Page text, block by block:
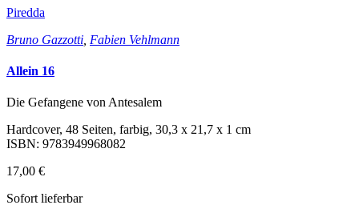
Piredda
Bruno Gazzotti Fabien Vehlmann
Allein 16
Die Gefangene von Antesalem
Hardcover, 48 Seiten, farbig, 30,3 x 21,7 x 1 cm
ISBN: 9783949968082
17,00 €
Sofort lieferbar